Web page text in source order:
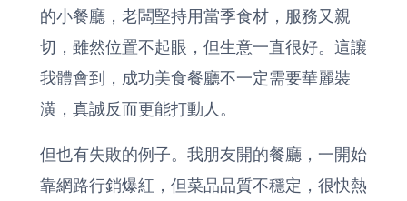
的小餐廳，老闆堅持用當季食材，服務又親
切，雖然位置不起眼，但生意一直很好。這讓
我體會到，成功美食餐廳不一定需要華麗裝
潢，真誠反而更能打動人。
但也有失敗的例子。我朋友開的餐廳，一開始
靠網路行銷爆紅，但菜品品質不穩定，很快熱